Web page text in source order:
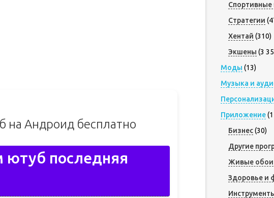
на Андроид бесплатно
ютуб последняя
Спортивные
Стратегии
Хентай (310)
Экшены (3
Моды (13)
Музыка и
Приложение
Бизнес(30)
Другие
Живые обои
Здоровье и